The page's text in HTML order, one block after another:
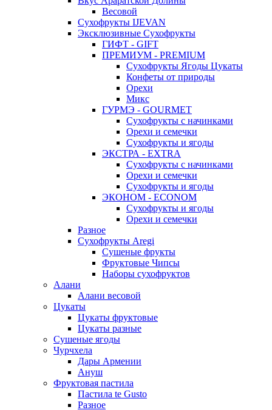
Весовой
Сухофрукты IJEVAN
Эксклюзивные Сухофрукты
ГИФТ - GIFT
ПРЕМИУМ - PREMIUM
Сухофрукты Ягоды Цукаты
Конфеты от природы
Орехи
Микс
ГУРМЭ - GOURMET
Сухофрукты с начинками
Орехи и семечки
Сухофрукты и ягоды
ЭКСТРА - EXTRA
Сухофрукты с начинками
Орехи и семечки
Сухофрукты и ягоды
ЭКОНОМ - ECONOM
Сухофрукты и ягоды
Орехи и семечки
Разное
Сухофрукты Aregi
Сушеные фрукты
Фруктовые Чипсы
Наборы сухофруктов
Алани
Алани весовой
Цукаты
Цукаты фруктовые
Цукаты разные
Сушеные ягоды
Чурчхела
Дары Армении
Ануш
Фруктовая пастила
Пастила te Gusto
Разное